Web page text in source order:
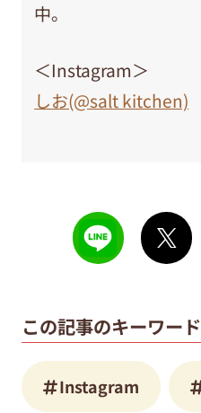
中。
＜Instagram＞
しお(@salt kitchen)
この記事のキーワード
Instagram